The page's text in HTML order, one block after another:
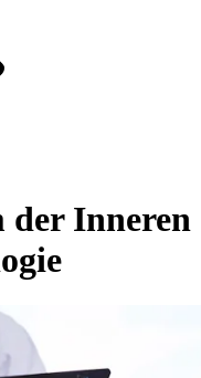
der Inneren